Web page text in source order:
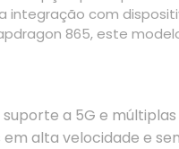
integração com
865, este
a 5G e
alta velocidade e